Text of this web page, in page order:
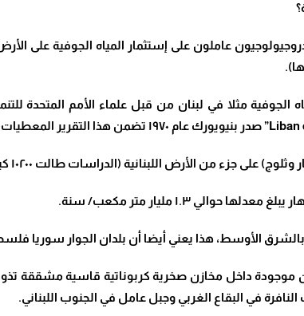
عاملون على إستثمار المياه الجوفية على
الجوفية مثلا في لبنان من قبل علماء الأمم المتحدة
موجودة داخل مخازن صخرية كربوناتية قاسية
في البقاع الغربي وجبل عامل في الجنوب اللبناني.